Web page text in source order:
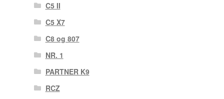
C5 II
C5 X7
C8 og 807
NR. 1
PARTNER K9
RCZ